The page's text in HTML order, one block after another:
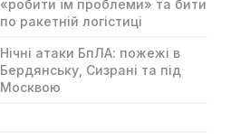
«робити їм проблеми» та бити
по ракетній логістиці
Нічні атаки БпЛА: пожежі в
Бердянську, Сизрані та під
Москвою